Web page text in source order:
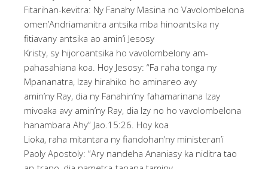
Fitarihan-kevitra: Ny Fanahy Masina no Vavolombelona
omen’Andriamanitra antsika mba hinoantsika ny
fitiavany antsika ao amin’i Jesosy
Kristy, sy hijoroantsika ho vavolombelony am-
pahasahiana koa. Hoy Jesosy: “Fa raha tonga ny
Mpananatra, Izay hirahiko ho aminareo avy
amin’ny Ray, dia ny Fanahin’ny fahamarinana Izay
mivoaka avy amin’ny Ray, dia Izy no ho vavolombelona
hanambara Ahy” Jao.15:26. Hoy koa
Lioka, raha mitantara ny fiandohan’ny ministeran’i
Paoly Apostoly: “Ary nandeha Ananiasy ka niditra tao